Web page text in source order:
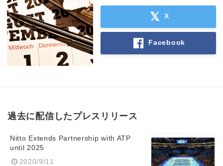
X
Facebook
過去に配信したプレスリリース
Nitto Extends Partnership with ATP
until 2025
2020/9/11